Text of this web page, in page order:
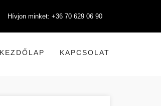
Hívjon minket: +36 70 629 06 90
KEZDŐLAP KAPCSOLAT